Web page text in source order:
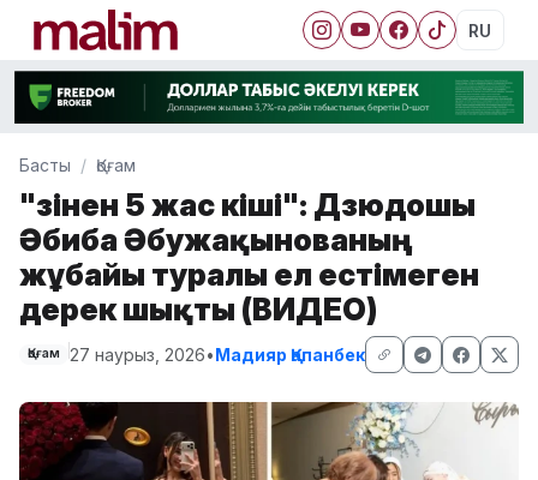
RU
Басты Қоғам
"Өзінен 5 жас кіші": Дзюдошы
Әбиба Әбужақынованың
жұбайы туралы ел естімеген
дерек шықты (ВИДЕО)
Қоғам 27 наурыз, 2026•Мадияр Қапанбек